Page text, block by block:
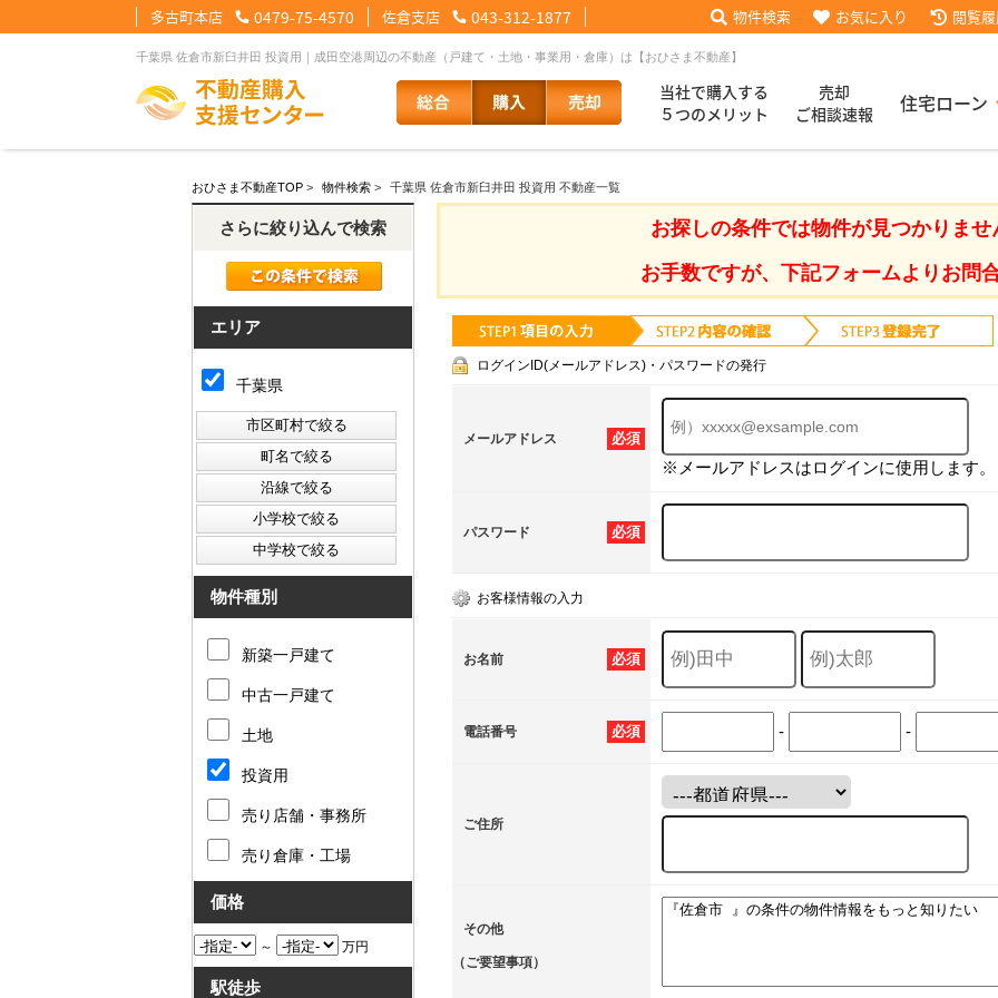
千葉県 佐倉市新臼井田 投資用｜成田空港周辺の不動産（戸建て・土地・事業用・倉庫）は【おひさま不動産】
多古町本店 0479-75-4570 佐倉支店 043-312-1877 物件検索 お気に入り 閲覧
当社で購入する
５つのメリット
売却
ご相談速報
住宅ローン
【住宅ローンメニュー】
住宅ローンに強い理由
【会社情報メニュー】
会社概要 スタッフ紹介 お客様の声 当社の歩み 履歴
その他の事業紹介 健康経営優良法人2025 採用情報
【お問合せメニュー】
メール問合せ LINE問合せ 査定依頼 協力業者様募集 ローコ
おひさま不動産TOP > 物件検索 > 千葉県 佐倉市新臼井田 投資用 不動産一覧
お探しの条件では物件が見つかりませ
お手数ですが、下記フォームよりお問
ログインID(メールアドレス)・パスワードの発行
必須
メールアドレス
※メールアドレスはログインに使用します。
必須
パスワード
お客様情報の入力
必須
お名前
必須
電話番号 - -
ご住所
その他
（ご要望事項）
さらに絞り込んで検索
エリア
千葉県
物件種別
新築一戸建て
中古一戸建て
土地
投資用
売り店舗・事務所
売り倉庫・工場
価格
～ 万円
駅徒歩